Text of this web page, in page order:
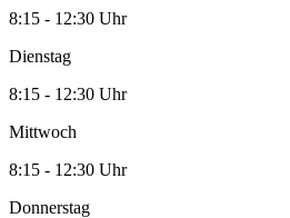
8:15 - 12:30 Uhr
Dienstag
8:15 - 12:30 Uhr
Mittwoch
8:15 - 12:30 Uhr
Donnerstag